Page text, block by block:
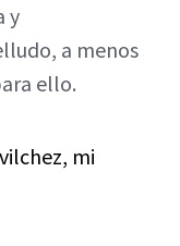
y
a menos
ello.